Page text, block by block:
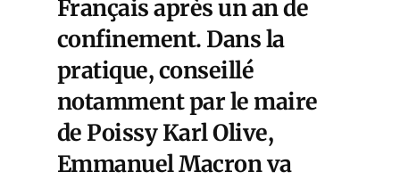
Français après un an de
confinement. Dans la
pratique, conseillé
notamment par le maire
de Poissy Karl Olive,
Emmanuel Macron va